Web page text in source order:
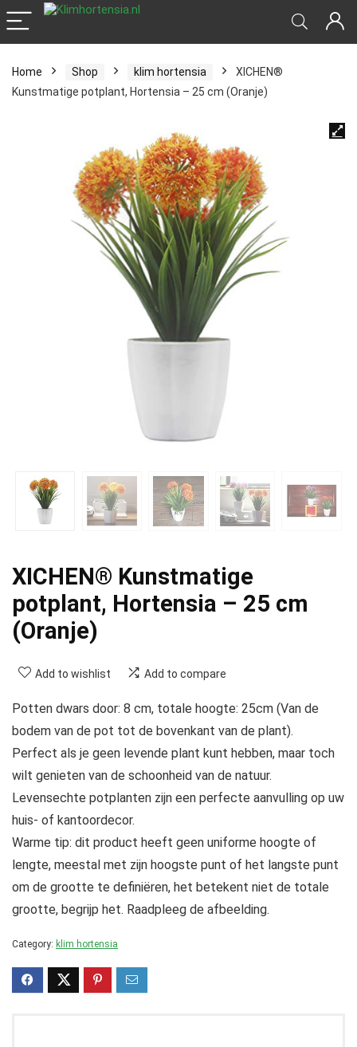
Home Shop klim hortensia
XICHEN®
Kunstmatige potplant, Hortensia – 25 cm (Oranje)
XICHEN® Kunstmatige
potplant, Hortensia – 25 cm
(Oranje)
Add to wishlist Add to compare
Potten dwars door: 8 cm, totale hoogte: 25cm (Van de
bodem van de pot tot de bovenkant van de plant).
Perfect als je geen levende plant kunt hebben, maar toch
wilt genieten van de schoonheid van de natuur.
Levensechte potplanten zijn een perfecte aanvulling op uw
huis- of kantoordecor.
Warme tip: dit product heeft geen uniforme hoogte of
lengte, meestal met zijn hoogste punt of het langste punt
om de grootte te definiëren, het betekent niet de totale
grootte, begrijp het. Raadpleeg de afbeelding.
Category: klim hortensia